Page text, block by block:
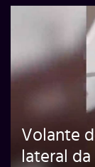
Volante
lateral